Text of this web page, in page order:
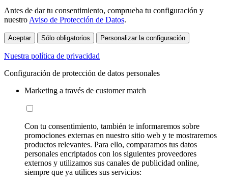
Antes de dar tu consentimiento, comprueba tu configuración y
nuestro Aviso de Protección de Datos.
Aceptar Sólo obligatorios Personalizar la configuración
Nuestra política de privacidad
Configuración de protección de datos personales
Marketing a través de customer match
Con tu consentimiento, también te informaremos sobre
promociones externas en nuestro sitio web y te mostraremos
productos relevantes. Para ello, comparamos tus datos
personales encriptados con los siguientes proveedores
externos y utilizamos sus canales de publicidad online,
siempre que ya utilices sus servicios: